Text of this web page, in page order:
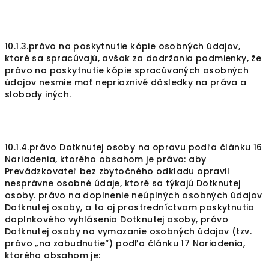
10.1.3.právo na poskytnutie kópie osobných údajov,
ktoré sa spracúvajú, avšak za dodržania podmienky, že
právo na poskytnutie kópie spracúvaných osobných
údajov nesmie mať nepriaznivé dôsledky na práva a
slobody iných.
10.1.4.právo Dotknutej osoby na opravu podľa článku 16
Nariadenia, ktorého obsahom je právo: aby
Prevádzkovateľ bez zbytočného odkladu opravil
nesprávne osobné údaje, ktoré sa týkajú Dotknutej
osoby. právo na doplnenie neúplných osobných údajov
Dotknutej osoby, a to aj prostredníctvom poskytnutia
doplnkového vyhlásenia Dotknutej osoby, právo
Dotknutej osoby na vymazanie osobných údajov (tzv.
právo „na zabudnutie“) podľa článku 17 Nariadenia,
ktorého obsahom je: